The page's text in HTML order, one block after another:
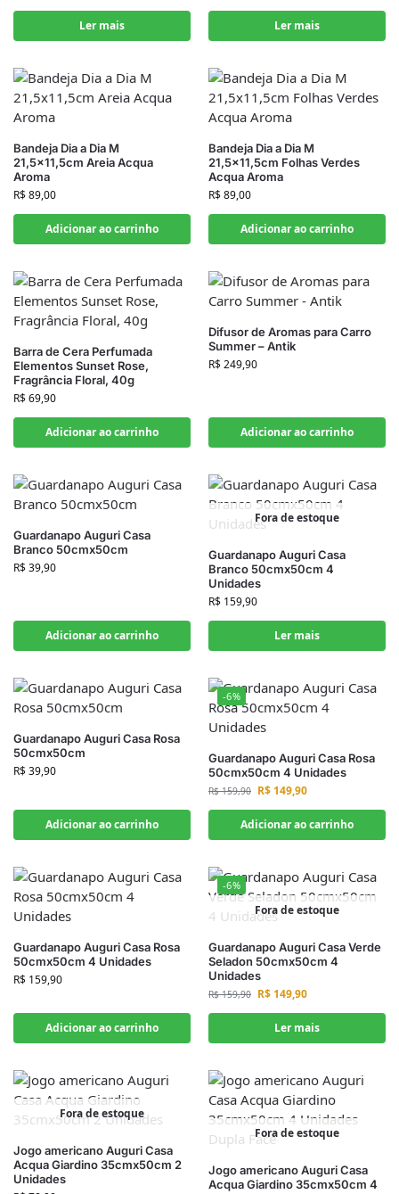
Ler mais Ler mais
Bandeja Dia a Dia M
21,5×11,5cm Areia Acqua
Aroma
R$89,00
Adicionar ao carrinho
Bandeja Dia a Dia M
21,5×11,5cm Folhas Verdes
Acqua Aroma
R$89,00
Adicionar ao carrinho
Barra de Cera Perfumada
Elementos Sunset Rose,
Fragrância Floral, 40g
R$69,90
Adicionar ao carrinho
Difusor de Aromas para Carro
Summer – Antik
R$249,90
Adicionar ao carrinho
Guardanapo Auguri Casa
Branco 50cmx50cm
R$39,90
Adicionar ao carrinho
Fora de estoque
Guardanapo Auguri Casa
Branco 50cmx50cm 4
Unidades
R$ 159,90
Ler mais
Guardanapo Auguri Casa Rosa
50cmx50cm
R$39,90
Adicionar ao carrinho
-6%
Guardanapo Auguri Casa Rosa
50cmx50cm 4 Unidades
R$159,90 R$ 149,90
Adicionar ao carrinho
Guardanapo Auguri Casa Rosa
50cmx50cm 4 Unidades
R$ 159,90
Adicionar ao carrinho
-6%
Fora de estoque
Guardanapo Auguri Casa Verde
Seladon 50cmx50cm 4
Unidades
R$159,90 R$ 149,90
Ler mais
Fora de estoque
Jogo americano Auguri Casa
Acqua Giardino 35cmx50cm 2
Unidades
Fora de estoque
Jogo americano Auguri Casa
Acqua Giardino 35cmx50cm 4